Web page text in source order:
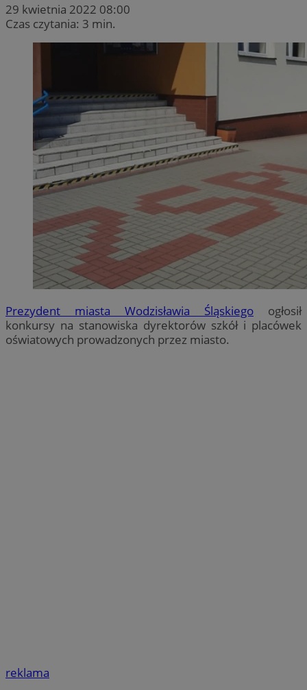
29 kwietnia 2022 08:00
Czas czytania: 3 min.
Prezydent miasta Wodzisławia Śląskiego ogłosił
konkursy na stanowiska dyrektorów szkół i placówek
oświatowych prowadzonych przez miasto.
reklama